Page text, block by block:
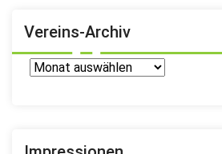
Vereins-Archiv
Vereins-